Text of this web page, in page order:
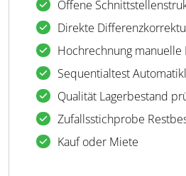
Offene
Direkte
Hochrechnung manuelle
Sequentialtest
Qualität Lagerbestand
Zufallsstichprobe
Kauf oder Miete